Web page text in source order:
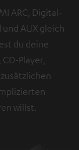
ARC, Digital-
AUX gleich
du deine
Player,
willst.